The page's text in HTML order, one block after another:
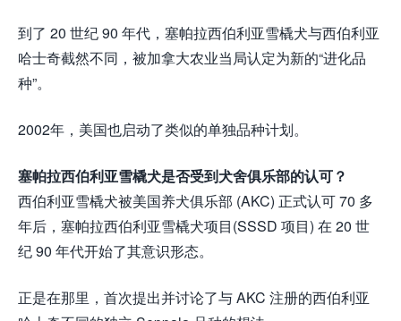
到了 20 世纪 90 年代，塞帕拉西伯利亚雪橇犬与西伯利亚
哈士奇截然不同，被加拿大农业当局认定为新的“进化品
种”。
2002年，美国也启动了类似的单独品种计划。
塞帕拉西伯利亚雪橇犬是否受到犬舍俱乐部的认可？
西伯利亚雪橇犬被美国养犬俱乐部 (AKC) 正式认可 70 多
年后，塞帕拉西伯利亚雪橇犬项目(SSSD 项目) 在 20 世
纪 90 年代开始了其意识形态。
正是在那里，首次提出并讨论了与 AKC 注册的西伯利亚